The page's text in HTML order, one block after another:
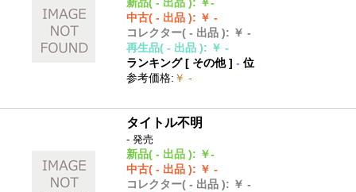
新品( - 出品 ): ￥-
中古( - 出品 ): ￥ -
コレクター( - 出品 ): ￥ -
再生品( - 出品 ): ￥ -
ランキング [ その他]- 位
参考価格: ￥ -
タイトル不明
- 発売
新品( - 出品 ): ￥-
中古( - 出品 ): ￥ -
コレクター( - 出品 ): ￥ -